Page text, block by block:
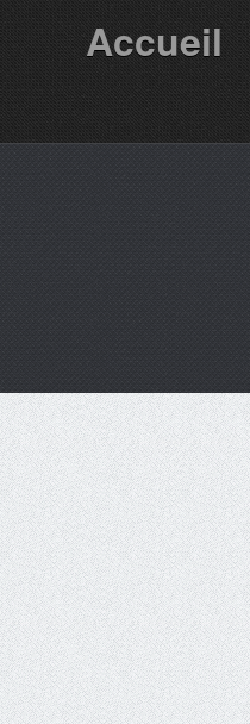
Accueil
Partenaires